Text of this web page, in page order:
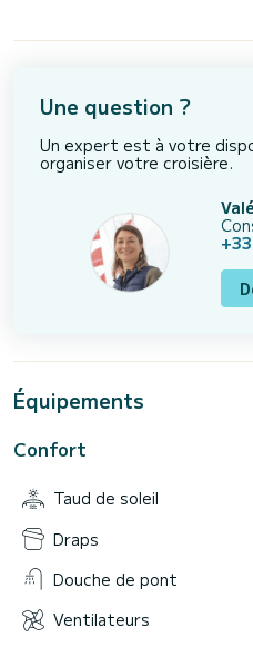
Une question ?
Un expert est à votre
organiser votre croisière.
Équipements
Confort
Taud de soleil
Draps
Douche de pont
Ventilateurs